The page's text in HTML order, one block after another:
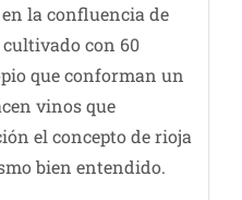
la confluencia de
con 60
que conforman un
vinos que
el concepto de rioja
bien entendido.